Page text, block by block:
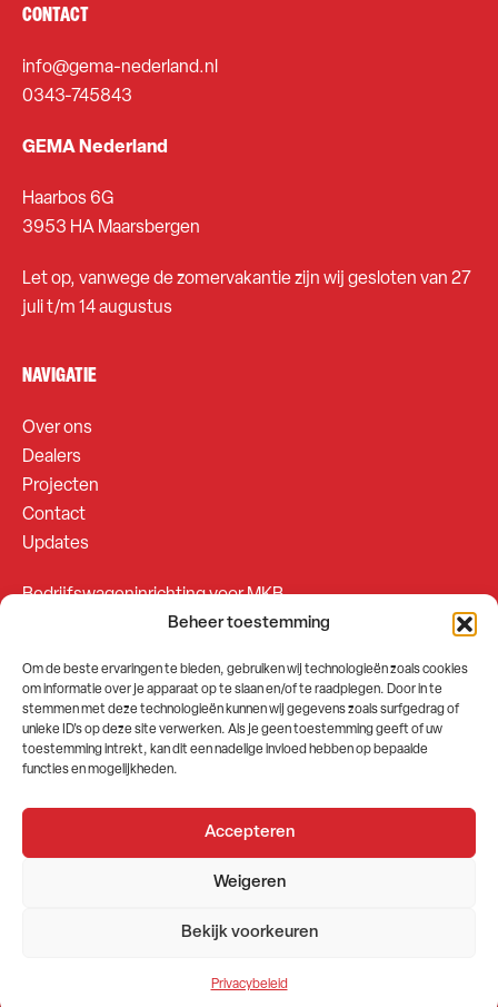
Beheer toestemming
Om de beste ervaringen te bieden, gebruiken wij technologieën zoals cookies
om informatie over je apparaat op te slaan en/of te raadplegen. Door in te
stemmen met deze technologieën kunnen wij gegevens zoals surfgedrag of
unieke ID's op deze site verwerken. Als je geen toestemming geeft of uw
toestemming intrekt, kan dit een nadelige invloed hebben op bepaalde
functies en mogelijkheden.
Accepteren
Weigeren
Bekijk voorkeuren
Privacybeleid
CONTACT
info@gema-nederland.nl
0343-745843
GEMA Nederland
Haarbos 6G
3953 HA Maarsbergen
Let op, vanwege de zomervakantie zijn wij gesloten van 27
juli t/m 14 augustus
NAVIGATIE
Over ons
Dealers
Projecten
Contact
Updates
Bedrijfswageninrichting voor MKB
Bedrijfswageninrichting voor Fleetsales
SOCIALS